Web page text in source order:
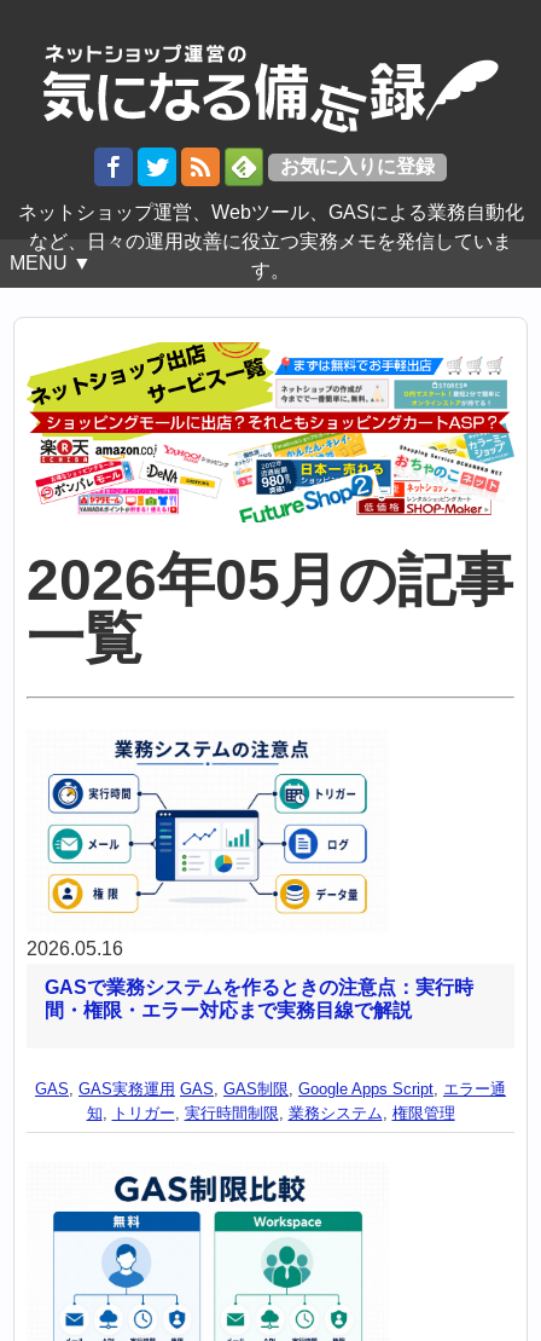
ネットショップ運営、Webツール、GASによる業務自動化
など、日々の運用改善に役立つ実務メモを発信していま
す。
MENU ▼
2026年05月の記事
一覧
2026.05.16
GASで業務システムを作るときの注意点：実行時
間・権限・エラー対応まで実務目線で解説
GAS, GAS実務運用 GAS, GAS制限, Google Apps Script, エラー通
知, トリガー, 実行時間制限, 業務システム, 権限管理